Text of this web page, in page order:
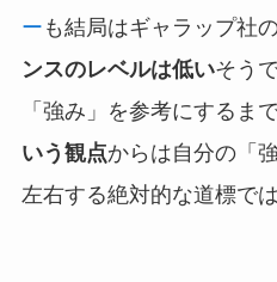
ー も結局はギャラップ社
ンスのレベルは低いそう
「強み」を参考にするま
いう観点からは自分の「
左右する絶対的な道標で